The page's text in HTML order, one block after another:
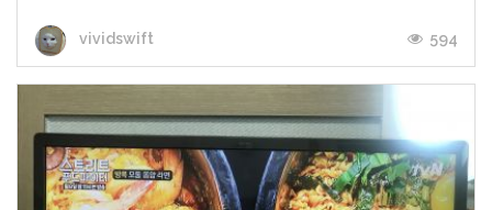
vividswift 594